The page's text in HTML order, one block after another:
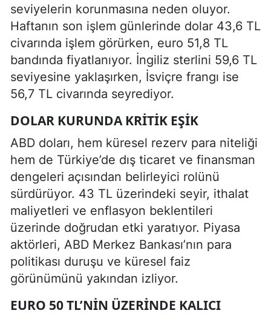
seviyelerin korunmasına neden oluyor.
Haftanın son işlem günlerinde dolar 43,6 TL
civarında işlem görürken, euro 51,8 TL
bandında fiyatlanıyor. İngiliz sterlini 59,6 TL
seviyesine yaklaşırken, İsviçre frangı ise
56,7 TL civarında seyrediyor.
DOLAR KURUNDA KRITIK EŞIK
ABD doları, hem küresel rezerv para niteliği
hem de Türkiye’de dış ticaret ve finansman
dengeleri açısından belirleyici rolünü
sürdürüyor. 43 TL üzerindeki seyir, ithalat
maliyetleri ve enflasyon beklentileri
üzerinde doğrudan etki yaratıyor. Piyasa
aktörleri, ABD Merkez Bankası’nın para
politikası duruşu ve küresel faiz
görünümünü yakından izliyor.
EURO 50 TL’NIN ÜZERINDE KALICI